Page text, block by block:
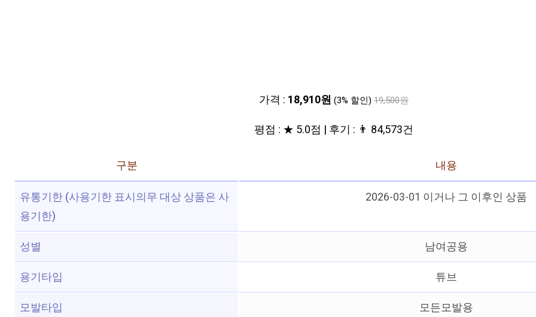
가격 : 18,910원 (3% 할인) 19,500원
평점 : ★ 5.0점 | 후기 : 👨‍‍ 84,573건
구분
내용
유통기한 (사용기한 표시의무 대상 상품은 사
용기한)
2026-03-01 이거나 그 이후인 상품
성별
남여공용
용기타입
튜브
모발타입
모든모발용